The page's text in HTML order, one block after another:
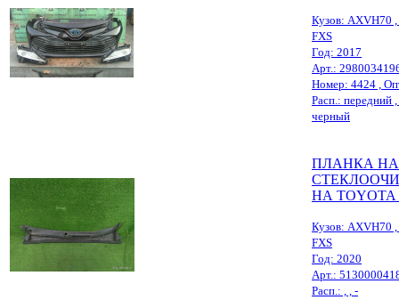
Кузов: AXVH70
FXS
Год: 2017
Арт.:
Номер: 4424 ,
Расп.: передний
черный
ПЛАНКА НА
НА TOYOTA
Кузов: AXVH70
FXS
Год: 2020
Арт.:
Расп.: , , -